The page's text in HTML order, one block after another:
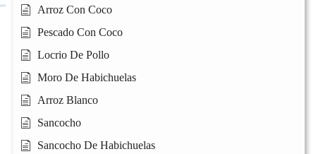
Arroz Con Coco
Pescado Con Coco
Locrio De Pollo
Moro De Habichuelas
Arroz Blanco
Sancocho
Sancocho De Habichuelas